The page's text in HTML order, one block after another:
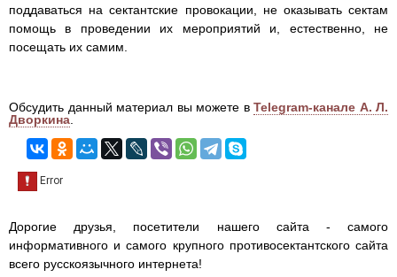
поддаваться на сектантские провокации, не оказывать сектам
помощь в проведении их мероприятий и, естественно, не
посещать их самим.
Обсудить данный материал вы можете в Telegram-канале А. Л.
Дворкина
Дорогие друзья, посетители нашего сайта - самого
информативного и самого крупного противосектантского сайта
всего русскоязычного интернета!